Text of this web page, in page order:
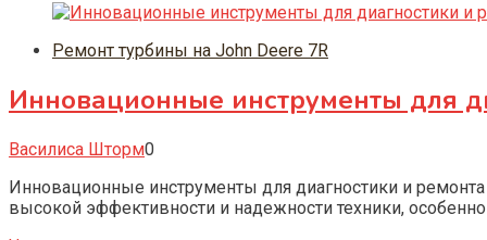
Ремонт турбины на John Deere 7R
Инновационные инструменты для
Василиса Шторм0
Инновационные инструменты для диагностики и
высокой эффективности и надежности техники,